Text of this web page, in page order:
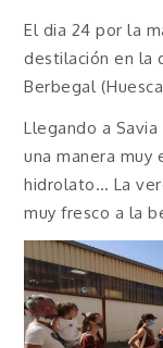
El dia 24 por la
destilación en la
Berbegal
Llegando a
una manera muy
hidrolato… La
muy fresco a la